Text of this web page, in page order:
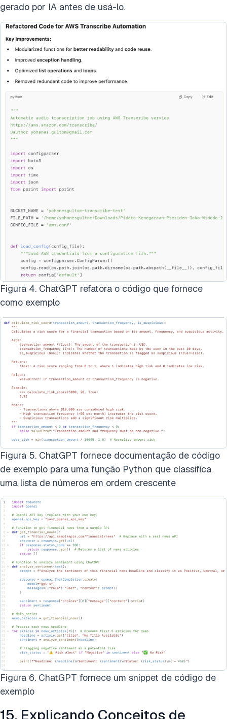
gerado por IA antes de usá-lo.
Figura 4. ChatGPT refatora o código que fornece
como exemplo
Figura 5. ChatGPT fornece documentação de código
de exemplo para uma função Python que classifica
uma lista de números em ordem crescente
Figura 6. ChatGPT fornece um snippet de código de
exemplo
15. Explicando Conceitos de